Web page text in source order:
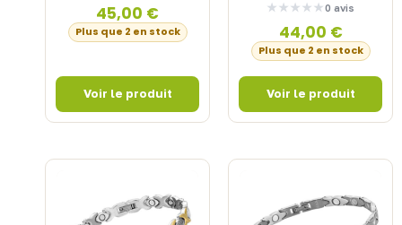
45,00 €
Plus que 2 en stock
0 avis
44,00 €
Plus que 2 en stock